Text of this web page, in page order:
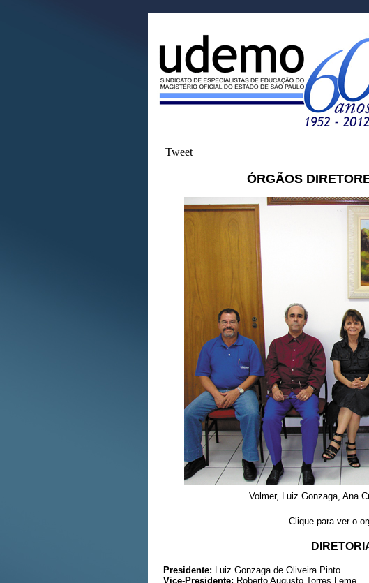
Tweet
ÓRGÃOS
Volmer, Luiz Gonzaga, Ana
Clique para ver o
Presidente: Luiz Gonzaga de Oliveira Pinto
Vice-Presidente: Roberto Augusto Torres Leme